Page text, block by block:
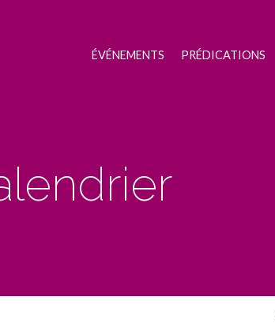
ÉVÉNEMENTS PRÉDICATIONS